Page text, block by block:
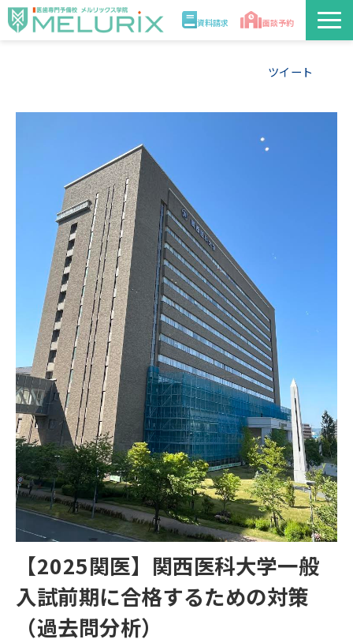
資料請求 面談予約
合格実績・合格体験記
医学部解答速報2026
ツイート
【2025関医】関西医科大学一般
入試前期に合格するための対策
（過去問分析）